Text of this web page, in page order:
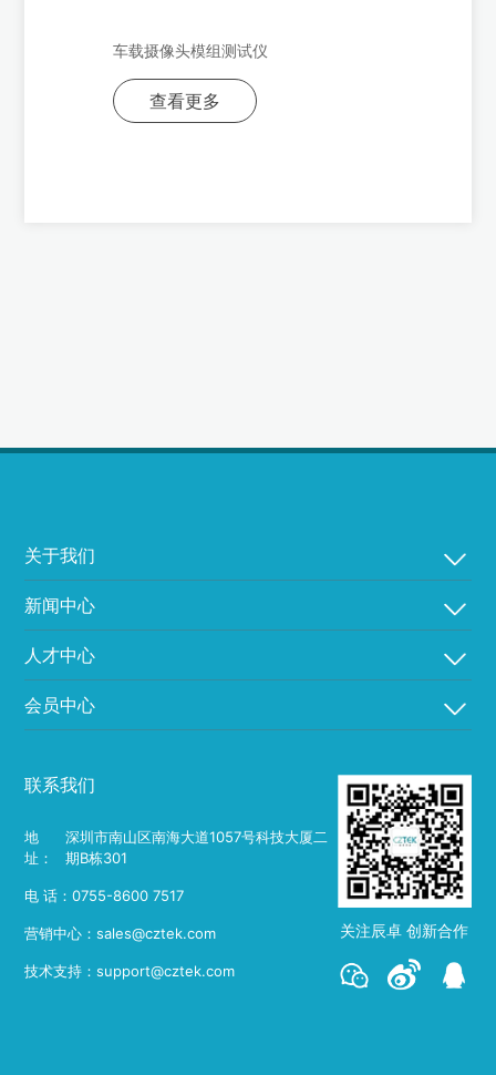
车载摄像头模组测试仪
查看更多
关于我们
新闻中心
人才中心
会员中心
联系我们
地
址：
深圳市南山区南海大道1057号科技大厦二
期B栋301
电 话：0755-8600 7517
营销中心：sales@cztek.com
技术支持：support@cztek.com
关注辰卓 创新合作